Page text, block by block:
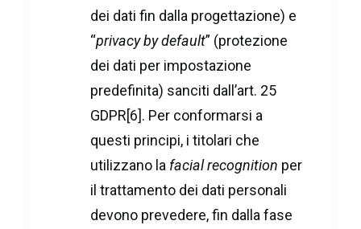
dei dati fin dalla progettazione) e
“privacy by default” (protezione
dei dati per impostazione
predefinita) sanciti dall’art. 25
GDPR[6]. Per conformarsi a
questi principi, i titolari che
utilizzano la facial recognition per
il trattamento dei dati personali
devono prevedere, fin dalla fase